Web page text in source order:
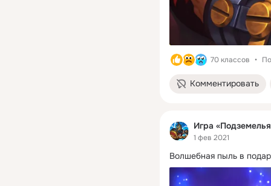
70 классов
Комментировать
Игра
1 фев 2021
Волшебная пыль в